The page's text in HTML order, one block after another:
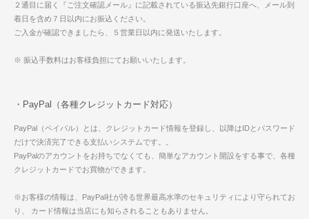
２通目に届く『ご注文確認メール』に記載されている振込先銀行口座へ、メール到
着日を含め７日以内にお振込ください。
ご入金が確認できましたら、５営業日以内に発送いたします。
※ 振込手数料はお客様負担にてお願いいたします。
・PayPal（各種クレジットカード対応）
PayPal（ペイパル）とは、クレジットカード情報を登録し、以降はIDとパスワード
だけで決済完了できる支払いシステムです。。
PayPalのアカウントをお持ちでなくても、簡単なアカウント開設をする事で、各種
クレジットカードでお買物ができます。
※お客様の情報は、PayPal社が誇る世界最高水準のセキュリティにより守られてお
り、 カード情報は当店にも知らされることもありません。